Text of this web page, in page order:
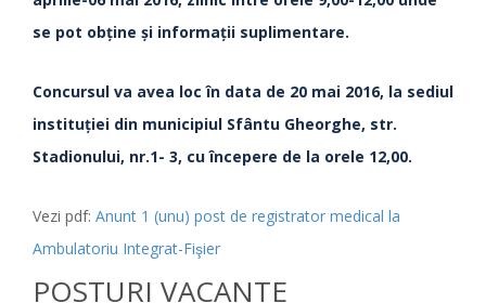
se pot obţine şi informaţii suplimentare.
Concursul va avea loc în data de 20 mai 2016, la sediul
instituţiei din municipiul Sfântu Gheorghe, str.
Stadionului, nr.1- 3, cu începere de la orele 12,00.
Vezi pdf: Anunt 1 (unu) post de registrator medical la
Ambulatoriu Integrat-Fişier
POSTURI VACANTE